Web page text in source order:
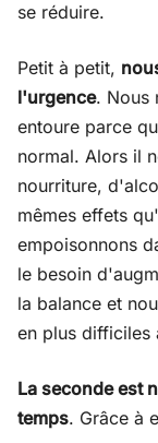
se réduire.
Petit à petit,
l'urgence. Nous
entoure parce
normal. Alors il
nourriture,
mêmes effets
empoisonnons
le besoin
la balance et
en plus difficiles
La seconde est
temps. Grâce à